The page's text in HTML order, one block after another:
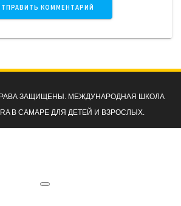
ЗАЩИЩЕНЫ. МЕЖДУНАРОДНАЯ ШКОЛА
В САМАРЕ ДЛЯ ДЕТЕЙ И ВЗРОСЛЫХ.